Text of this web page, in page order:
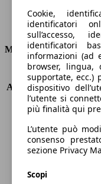
Consumi
Motore e Prestazioni
KW (PS)
Accelerazione (0-100
Velocità massima
Numero di marce
Coppia
Cilindrata
Carburante
Trasmissione
Cookie,
identificatori
sull’accesso,
identificatori
informazioni (ad
browser, lingua,
supportate, ecc.)
dispositivo
l’utente si
più finalità qui
L’utente può
consenso
sezione Privacy
Scopi